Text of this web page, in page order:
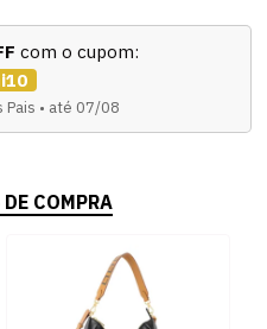
com o cupom:
Pais • até 07/08
COMPRA